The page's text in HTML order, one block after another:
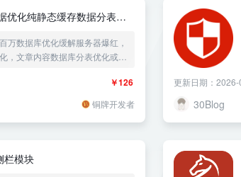
优化纯静态缓存数据分表分
万数据库优化缓解服务器爆红，
，文章内容数据库分表优化或者
站资源消耗，提升网站的访问响
的纯静态规则，生成帝国类的静
关掉php与mysql都能访问。
￥126
铜牌开发者
更新日期：
30Blog
栏模块